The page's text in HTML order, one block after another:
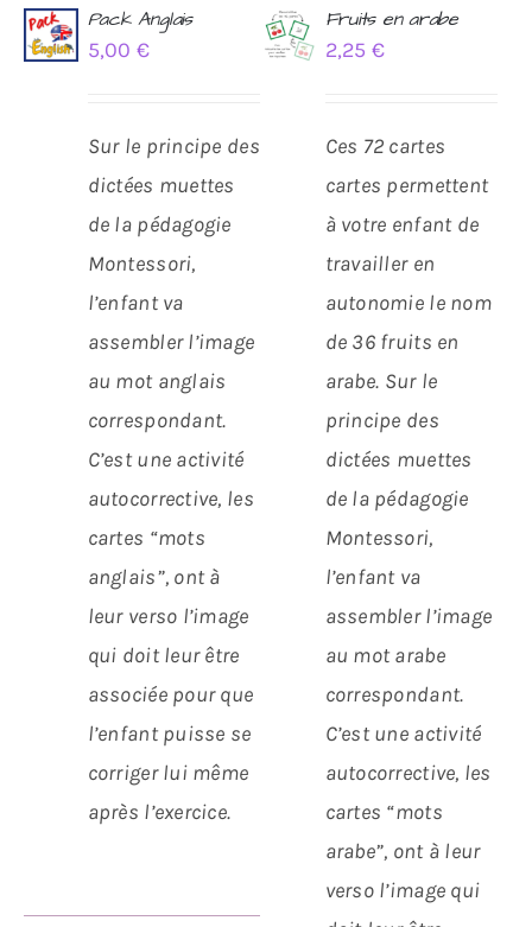
AJOUTER
DÉTAILS
Pack Anglais
5,00€
Sur le principe des
dictées muettes
de la pédagogie
Montessori,
l’enfant va
assembler l’image
au mot anglais
correspondant.
C’est une activité
autocorrective, les
cartes “mots
anglais”, ont à
leur verso l’image
qui doit leur être
associée pour que
l’enfant puisse se
corriger lui même
après l’exercice.
AJOUTER
DÉTAILS
Fruits en arabe
2,25 €
Ces 72 cartes
cartes permettent
à votre enfant de
travailler en
autonomie le nom
de 36 fruits en
arabe. Sur le
principe des
dictées muettes
de la pédagogie
Montessori,
l’enfant va
assembler l’image
au mot arabe
correspondant.
C’est une activité
autocorrective, les
cartes “mots
arabe”, ont à leur
verso l’image qui